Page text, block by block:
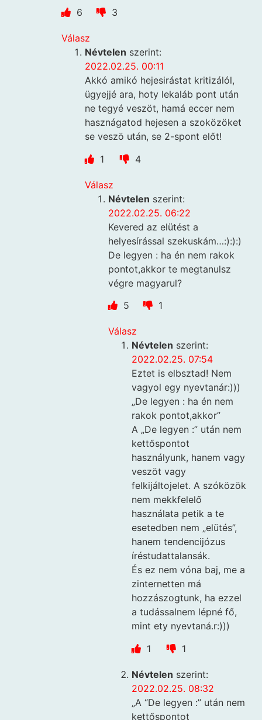
6
3
Válasz
Névtelen szerint:
2022.02.25. 00:11
Akkó amikó hejesirástat kritizálól,
ügyejjé ara, hoty lekaláb pont után
ne tegyé veszöt, hamá eccer nem
hasznágatod hejesen a szoközöket
se veszö után, se 2-spont előt!
1
4
Válasz
Névtelen szerint:
2022.02.25. 06:22
Kevered az elütést a
helyesírással szekuskám…:):):)
De legyen : ha én nem rakok
pontot,akkor te megtanulsz
végre magyarul?
5
1
Válasz
Névtelen szerint:
2022.02.25. 07:54
Eztet is elbsztad! Nem
vagyol egy nyevtanár:)))
„De legyen : ha én nem
rakok pontot,akkor”
A „De legyen :” után nem
kettőspontot
használyunk, hanem vagy
veszöt vagy
felkijáltojelet. A szóközök
nem mekkfelelő
használata petik a te
esetedben nem „elütés”,
hanem tendencijózus
íréstudattalansák.
És ez nem vóna baj, me a
zinternetten má
hozzászogtunk, ha ezzel
a tudássalnem lépné fő,
mint ety nyevtaná.r:)))
1
1
Névtelen szerint:
2022.02.25. 08:32
„A “De legyen :” után nem
kettőspontot